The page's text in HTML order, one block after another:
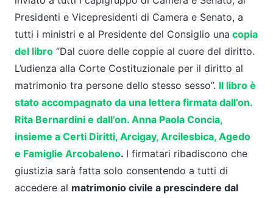
Presidenti e Vicepresidenti di Camera e Senato, a
tutti i ministri e al Presidente del Consiglio una copia
del libro “Dal cuore delle coppie al cuore del diritto.
L’udienza alla Corte Costituzionale per il diritto al
matrimonio tra persone dello stesso sesso”. Il libro è
stato accompagnato da una lettera firmata dall’on.
Rita Bernardini e dall’on. Anna Paola Concia,
insieme a Certi Diritti, Arcigay, Arcilesbica, Agedo
e Famiglie Arcobaleno. I firmatari ribadiscono che
giustizia sarà fatta solo consentendo a tutti di
accedere al matrimonio civile a prescindere dal